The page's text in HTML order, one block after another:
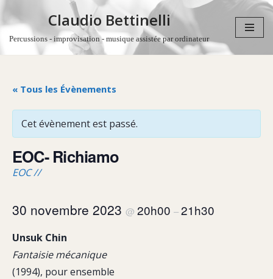
Aller
Claudio Bettinelli
Percussions - improvisation - musique assistée par ordinateur
« Tous les Évènements
Cet évènement est passé.
EOC- Richiamo
EOC //
30 novembre 2023 @ 20h00 –21h30
Unsuk Chin
Fantaisie mécanique
(1994), pour ensemble